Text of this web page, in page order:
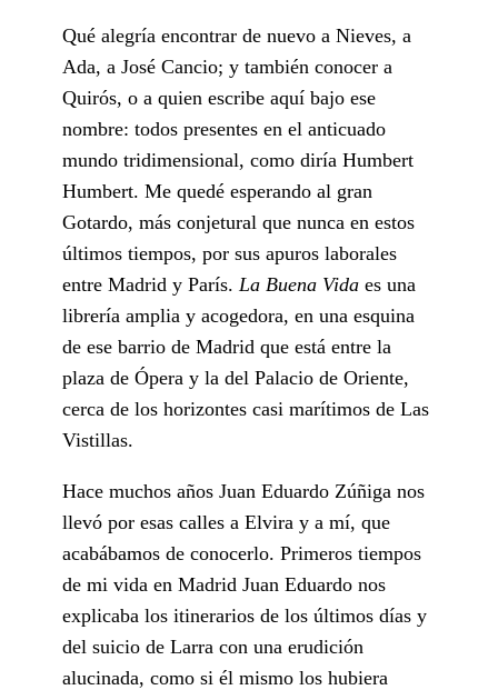
Qué alegría encontrar de nuevo a Nieves, a
Ada, a José Cancio; y también conocer a
Quirós, o a quien escribe aquí bajo ese
nombre: todos presentes en el anticuado
mundo tridimensional, como diría Humbert
Humbert. Me quedé esperando al gran
Gotardo, más conjetural que nunca en estos
últimos tiempos, por sus apuros laborales
entre Madrid y París. La Buena Vida es una
librería amplia y acogedora, en una esquina
de ese barrio de Madrid que está entre la
plaza de Ópera y la del Palacio de Oriente,
cerca de los horizontes casi marítimos de Las
Vistillas.
Hace muchos años Juan Eduardo Zúñiga nos
llevó por esas calles a Elvira y a mí, que
acabábamos de conocerlo. Primeros tiempos
de mi vida en Madrid Juan Eduardo nos
explicaba los itinerarios de los últimos días y
del suicio de Larra con una erudición
alucinada, como si él mismo los hubiera